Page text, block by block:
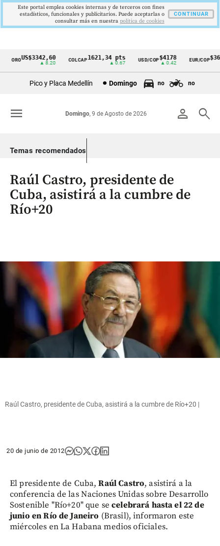
Cintillo
Colombia
OROUS$3342,60
▲ 8.20
COLCAP1621,34 pts
▲ 0.67
USD/COP$4178
▲ 0.42
EUR/COP
Pico y Placa Medellín Domingo no no
person search
Domingo, 9 de Agosto de 2026
menu
Temas recomendados
Raúl Castro, presidente de
Cuba, asistirá a la cumbre de
Río+20
Raúl Castro, presidente de Cuba, asistirá a la cumbre de Río+20 |
20 de junio de 2012
El presidente de Cuba,Raúl Castro, asistirá a la
conferencia de las Naciones Unidas sobre Desarrollo
Sostenible "Río+20" que secelebrará hasta el 22 de
junio en Río de Janeiro (Brasil), informaron este
miércoles en La Habana medios oficiales.
Este portal emplea cookies internas y de terceros con fines
estadísticos, funcionales y publicitarios. Puede aceptarlas o
consultar más en nuestra politica de cookies
CONTINUAR